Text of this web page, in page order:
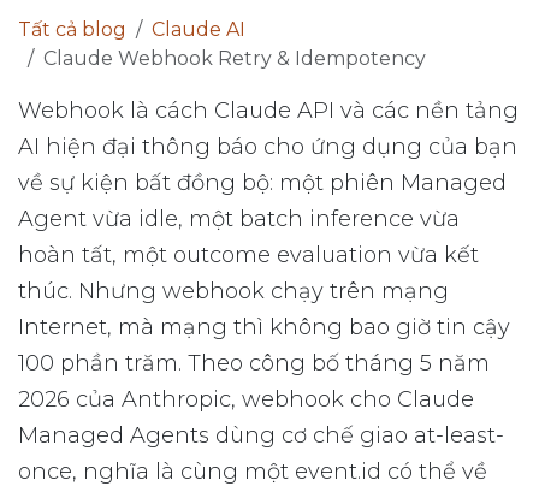
Tất cả blog
Claude AI
Claude Webhook Retry & Idempotency
Webhook là cách Claude API và các nền tảng
AI hiện đại thông báo cho ứng dụng của bạn
về sự kiện bất đồng bộ: một phiên Managed
Agent vừa idle, một batch inference vừa
hoàn tất, một outcome evaluation vừa kết
thúc. Nhưng webhook chạy trên mạng
Internet, mà mạng thì không bao giờ tin cậy
100 phần trăm. Theo công bố tháng 5 năm
2026 của Anthropic, webhook cho Claude
Managed Agents dùng cơ chế giao at-least-
once, nghĩa là cùng một event.id có thể về